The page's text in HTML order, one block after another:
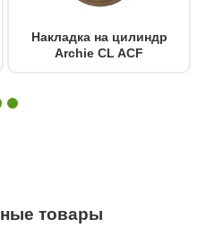
Накладка на цилиндр
Archie CL ACF
товары